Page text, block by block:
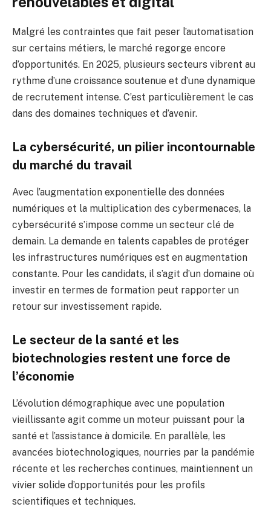
Malgré les contraintes que fait peser l’automatisation
sur certains métiers, le marché regorge encore
d’opportunités. En 2025, plusieurs secteurs vibrent au
rythme d’une croissance soutenue et d’une dynamique
de recrutement intense. C’est particulièrement le cas
dans des domaines techniques et d’avenir.
La cybersécurité, un pilier incontournable
du marché du travail
Avec l’augmentation exponentielle des données
numériques et la multiplication des cybermenaces, la
cybersécurité s’impose comme un secteur clé de
demain. La demande en talents capables de protéger
les infrastructures numériques est en augmentation
constante. Pour les candidats, il s’agit d’un domaine où
investir en termes de formation peut rapporter un
retour sur investissement rapide.
Le secteur de la santé et les
biotechnologies restent une force de
l’économie
L’évolution démographique avec une population
vieillissante agit comme un moteur puissant pour la
santé et l’assistance à domicile. En parallèle, les
avancées biotechnologiques, nourries par la pandémie
récente et les recherches continues, maintiennent un
vivier solide d’opportunités pour les profils
scientifiques et techniques.